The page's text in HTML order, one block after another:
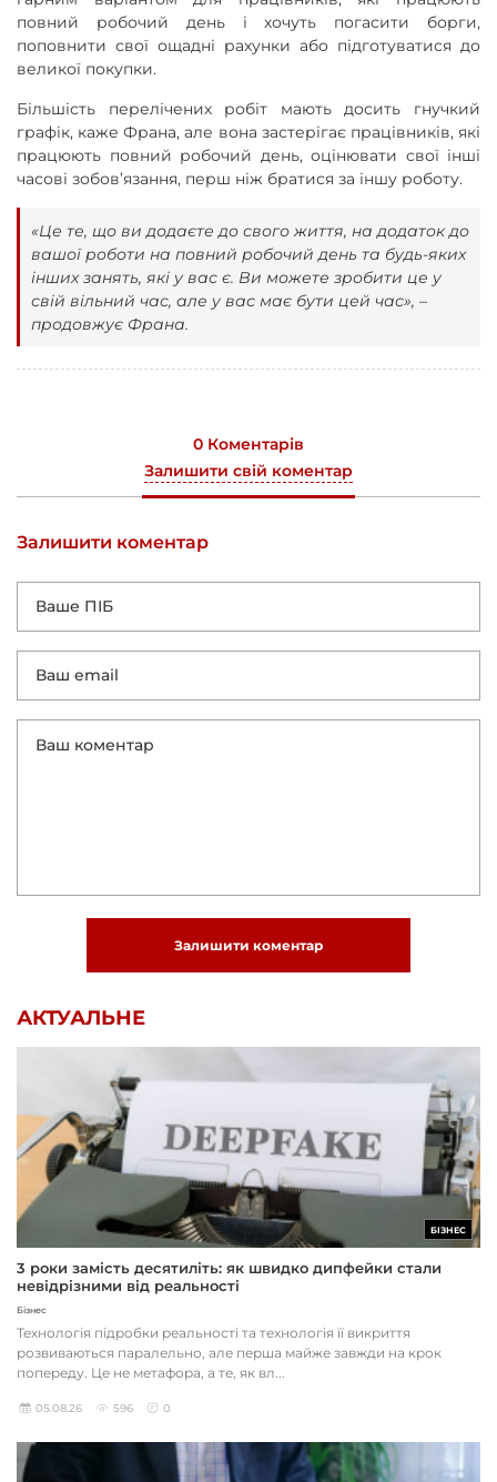
повний робочий день і хочуть погасити борги,
поповнити свої ощадні рахунки або підготуватися до
великої покупки.
Більшість перелічених робіт мають досить гнучкий
графік, каже Франа, але вона застерігає працівників, які
працюють повний робочий день, оцінювати свої інші
часові зобов’язання, перш ніж братися за іншу роботу.
«Це те, що ви додаєте до свого життя, на додаток до
вашої роботи на повний робочий день та будь-яких
інших занять, які у вас є. Ви можете зробити це у
свій вільний час, але у вас має бути цей час», –
продовжує Франа.
0 Коментарів
Залишити свій коментар
Залишити коментар
Залишити коментар
АКТУАЛЬНЕ
БІЗНЕС
3 роки замість десятиліть: як швидко дипфейки стали
невідрізними від реальності
Бізнес
Технологія підробки реальності та технологія її викриття
розвиваються паралельно, але перша майже завжди на крок
попереду. Це не метафора, а те, як вл...
05.08.26 596 0